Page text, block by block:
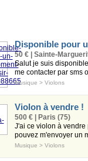
Disponible pour
50 € | Sainte-
Salut je suis
me contacter par sms
Musique > Violons
Violon à vendre !
500 € | Paris (75)
J'ai ce violon à vendre
pouvez m'envoyer un
Musique > Violons